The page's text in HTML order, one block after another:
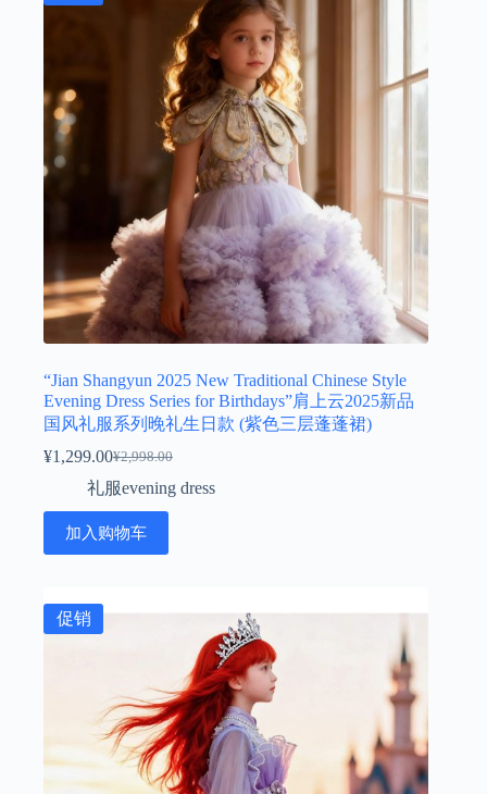
“Jian Shangyun 2025 New Traditional Chinese Style
Evening Dress Series for Birthdays”肩上云2025新品
国风礼服系列晚礼生日款 (紫色三层蓬蓬裙)
¥2,998.00
原
价
为：
¥2,998.00。
¥1,299.00当
前
价
格
为：
礼服evening dress
加入购物车
促销